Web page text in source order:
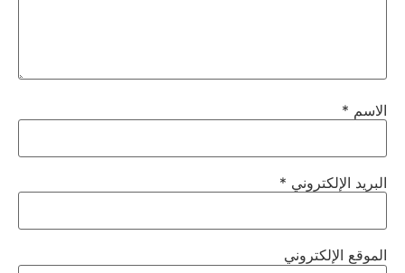
الاسم *
البريد الإلكتروني *
الموقع الإلكتروني